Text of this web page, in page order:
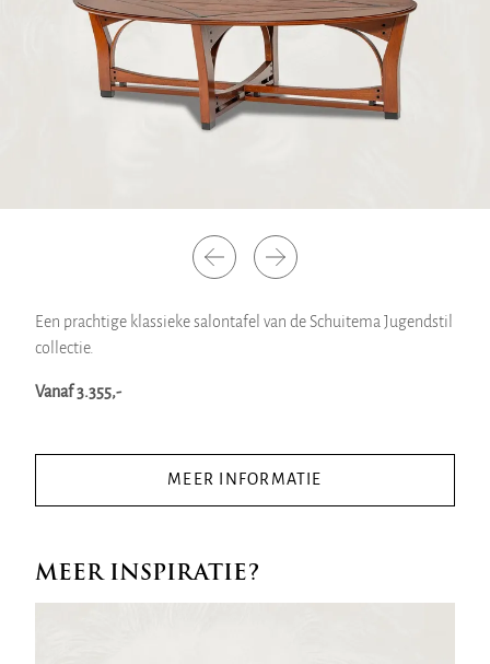
Een prachtige klassieke salontafel van de Schuitema Jugendstil
collectie.
Vanaf 3.355,-
MEER INFORMATIE
MEER INSPIRATIE?